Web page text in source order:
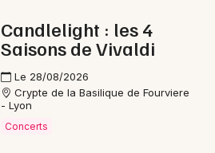
Candlelight : les 4
Saisons de Vivaldi
Le 28/08/2026
Crypte de la Basilique de Fourviere
- Lyon
Concerts